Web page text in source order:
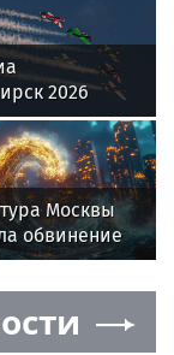
2026
Москвы
обвинение
ДТП и